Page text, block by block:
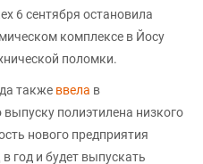
6 сентября остановила
комплексе в Йосу
поломки.
также ввела в
полиэтилена низкого
нового предприятия
год и будет выпускать